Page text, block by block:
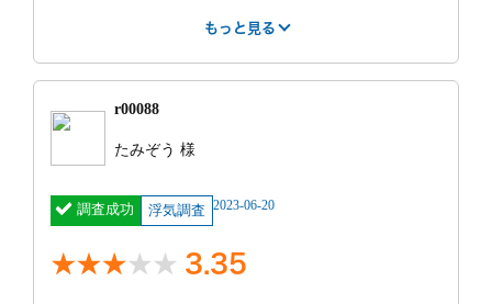
調査の人数は明かされない。
調査終了後の印象
をしたのに、教えてもらえないばかりか、報告時もな
にもつかめなかったのに、思わせ振りにじらされた。
調査の人数は明かされない。
いましたが、出張費はありませんでした。よく話を聞
いて貰いましたが他社との比較の話が長かったです。
もっと見る
0.375 0.375 1
との比較
特に良かった点
もっと見る
r00088
たみぞう 様
調査成功 浮気調査 2023-06-20
3.35